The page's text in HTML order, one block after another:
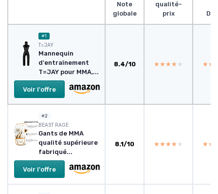
Note
globale
qualité-
prix
#1
T=JAY
Mannequin
d'entraînement
T=JAY pour MMA,...
Voir l'offre
8.4/10 ★★★★★
★★★★★
#2
BEAST RAGE
Gants de MMA
qualité supérieure
fabriqué...
Voir l'offre
8.1/10 ★★★★★
★★★★★